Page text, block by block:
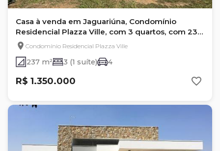
Casa à venda em Jaguariúna, Condomínio
Residencial Plazza Ville, com 3 quartos, com 237
m²Condomínio Residencial Plazza Ville
237 m² 3 (1 suíte) 4
R$ 1.350.000